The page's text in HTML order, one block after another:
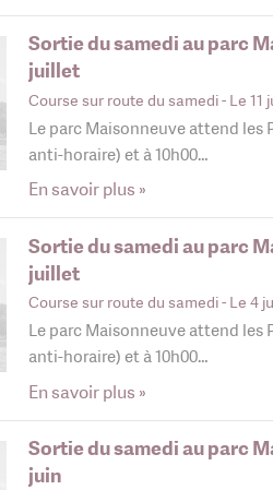
Sortie du samedi au parc
juillet
Course sur route du samedi- Le 11
Le parc Maisonneuve attend les
anti-horaire) et à 10h00…
En savoir plus »
Sortie du samedi au parc
juillet
Course sur route du samedi- Le 4
Le parc Maisonneuve attend les
anti-horaire) et à 10h00…
En savoir plus »
Sortie du samedi au parc
juin